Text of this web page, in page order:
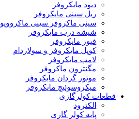
دیود مایکروفر
ریل سینی مایکروفر
سینی ماکروفر سینی ماکروویو
شیشه درب مایکروفر
فیوز مایکروفر
کوپل مایکروفر و سولاردام
لامپ مایکروفر
مگنترون ماکروفر
موتور گردان مایکروفر
میکروسوئیچ مایکروفر
قطعات کولرگازی
الکترود
پایه کولر گازی